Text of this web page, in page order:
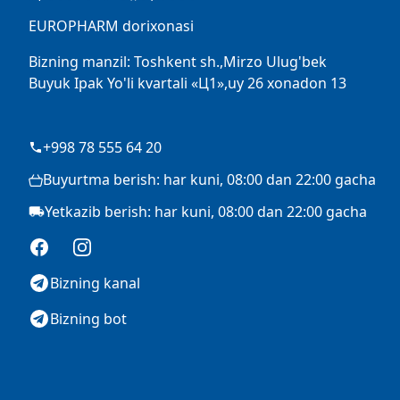
EUROPHARM dorixonasi
Bizning manzil: Toshkent sh.,Mirzo Ulug'bek
Buyuk Ipak Yo'li kvartali «Ц1»,uy 26 xonadon 13
+998 78 555 64 20
Buyurtma berish: har kuni, 08:00 dan 22:00 gacha
Yetkazib berish: har kuni, 08:00 dan 22:00 gacha
FacebookInstagram
Bizning kanal
Bizning bot